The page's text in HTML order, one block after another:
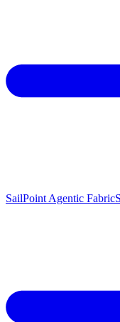
SailPoint Agentic Fabric